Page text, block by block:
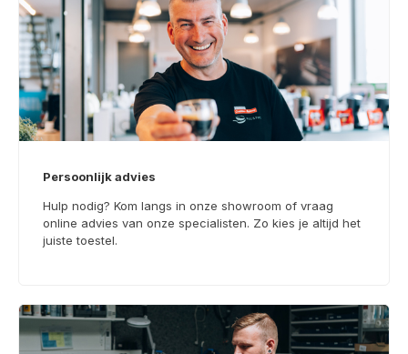
Persoonlijk advies
Hulp nodig? Kom langs in onze showroom of vraag
online advies van onze specialisten. Zo kies je altijd het
juiste toestel.